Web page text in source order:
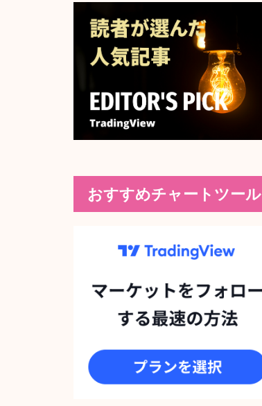
おすすめチャートツール